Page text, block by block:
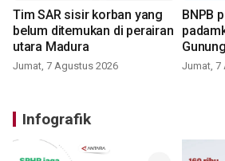
Tim SAR sisir korban yang
belum ditemukan di perairan
utara Madura
Jumat, 7 Agustus 2026
BNPB
Jumat, 7
Infografik